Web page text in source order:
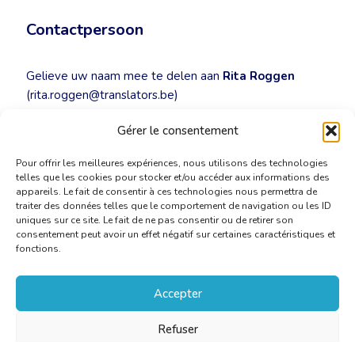
Gérer le consentement
Pour offrir les meilleures expériences, nous utilisons des technologies
telles que les cookies pour stocker et/ou accéder aux informations des
appareils. Le fait de consentir à ces technologies nous permettra de
traiter des données telles que le comportement de navigation ou les ID
uniques sur ce site. Le fait de ne pas consentir ou de retirer son
consentement peut avoir un effet négatif sur certaines caractéristiques et
fonctions.
Accepter
Refuser
Contactpersoon
Gelieve uw naam mee te delen aan Rita Roggen
(rita.roggen@translators.be)